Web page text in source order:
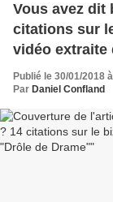
Vous avez dit
citations sur
vidéo extraite
Publié le 30/01/2018
Par Daniel Confland